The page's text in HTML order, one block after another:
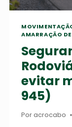
AMARRAÇÃO
evitar
945)
Poracrocabo